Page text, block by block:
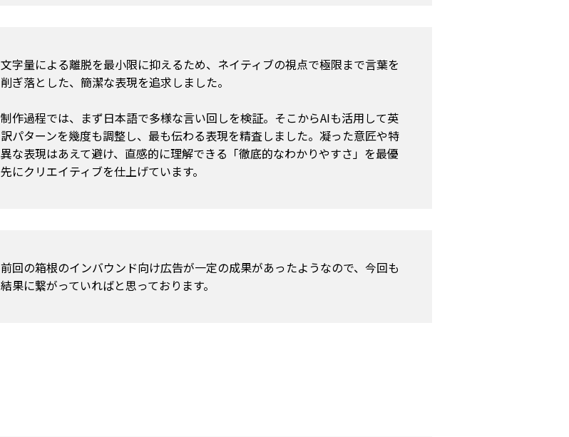
文字量による離脱を最小限に抑えるため、ネイティブの視点で極限まで言葉を
削ぎ落とした、簡潔な表現を追求しました。
制作過程では、まず日本語で多様な言い回しを検証。そこからAIも活用して英
訳パターンを幾度も調整し、最も伝わる表現を精査しました。凝った意匠や特
異な表現はあえて避け、直感的に理解できる「徹底的なわかりやすさ」を最優
先にクリエイティブを仕上げています。
前回の箱根のインバウンド向け広告が一定の成果があったようなので、今回も
結果に繋がっていればと思っております。